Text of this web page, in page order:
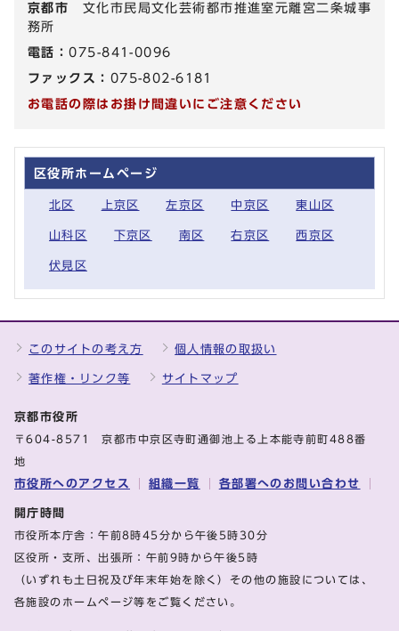
京都市 文化市民局文化芸術都市推進室元離宮二条城事
務所
電話：075-841-0096
ファックス： 075-802-6181
お電話の際はお掛け間違いにご注意ください
区役所ホームページ
北区 上京区 左京区 中京区 東山区
山科区 下京区 南区 右京区 西京区
伏見区
このサイトの考え方 個人情報の取扱い
著作権・リンク等 サイトマップ
京都市役所
〒604-8571 京都市中京区寺町通御池上る上本能寺前町488番
地
市役所へのアクセス 組織一覧 各部署へのお問い合わせ
開庁時間
市役所本庁舎：午前8時45分から午後5時30分
区役所・支所、出張所：午前9時から午後5時
（いずれも土日祝及び年末年始を除く）その他の施設については、
各施設のホームページ等をご覧ください。